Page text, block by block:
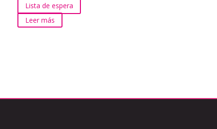
Lista de espera
Leer más